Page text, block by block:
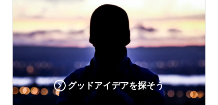
グッドアイデアを探そう